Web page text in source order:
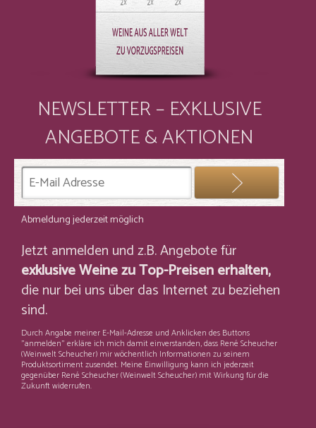
NEWSLETTER – EXKLUSIVE
ANGEBOTE & AKTIONEN
Abmeldung jederzeit möglich
Jetzt anmelden und z.B. Angebote für
exklusive Weine zu Top-Preisen erhalten,
die nur bei uns über das Internet zu beziehen
sind.
Durch Angabe meiner E-Mail-Adresse und Anklicken des Buttons
"anmelden" erkläre ich mich damit einverstanden, dass René Scheucher
(Weinwelt Scheucher) mir wöchentlich Informationen zu seinem
Produktsortiment zusendet. Meine Einwilligung kann ich jederzeit
gegenüber René Scheucher (Weinwelt Scheucher) mit Wirkung für die
Zukunft widerrufen.